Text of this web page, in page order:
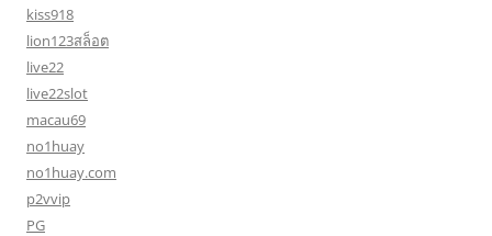
kiss918
lion123สล็อต
live22
live22slot
macau69
no1huay
no1huay.com
p2vvip
PG